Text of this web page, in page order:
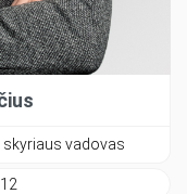
vadovas